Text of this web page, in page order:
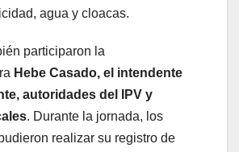
agua y cloacas.
participaron la
Hebe Casado, el intendente
autoridades del IPV y
. Durante la jornada, los
realizar su registro de